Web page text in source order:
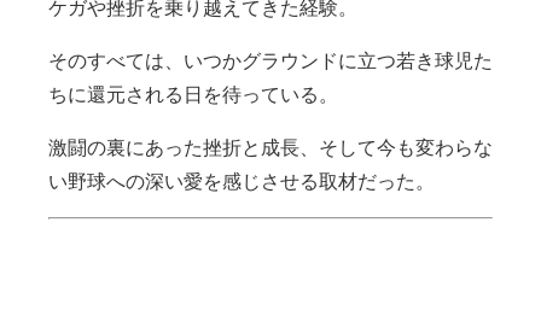
ケガや挫折を乗り越えてきた経験。
そのすべては、いつかグラウンドに立つ若き球児た
ちに還元される日を待っている。
激闘の裏にあった挫折と成長、そして今も変わらな
い野球への深い愛を感じさせる取材だった。